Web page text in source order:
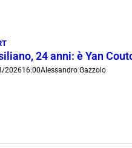
24 anni: è Yan
202616:00Alessandro Gazzolo